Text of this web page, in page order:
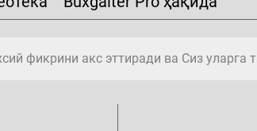
фикрини акс эттиради ва Сиз